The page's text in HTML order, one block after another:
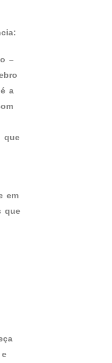
–
a
que
em
que